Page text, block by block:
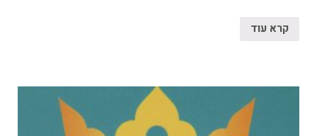
קרא עוד